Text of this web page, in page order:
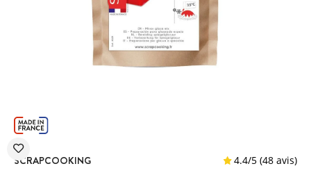
SCRAPCOOKING